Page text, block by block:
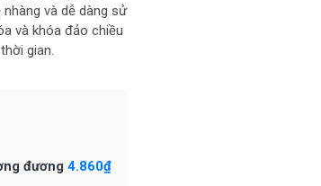
và dễ dàng sử
và khóa đảo chiều
gian.
đương 4.860₫